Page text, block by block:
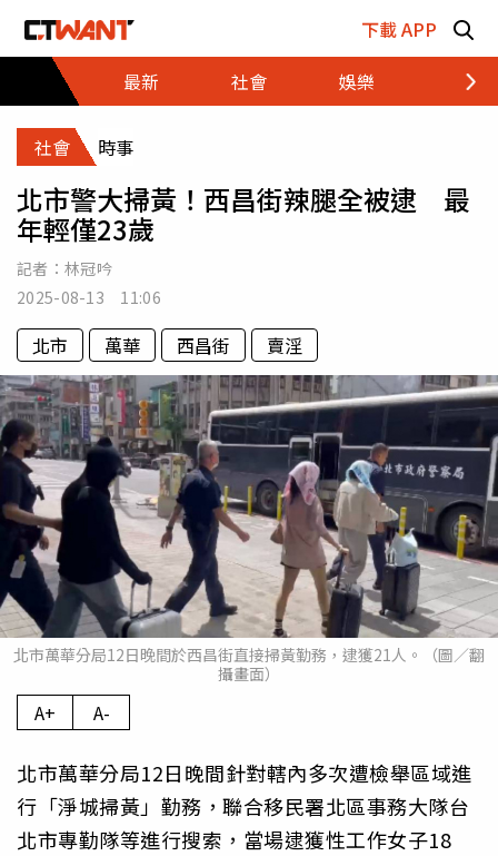
下載 APP
最新
社會 娛樂 財經
社會 時事
北市警大掃黃！西昌街辣腿全被逮 最
年輕僅23歲
記者： 林冠吟
2025-08-13 11:06
北市 萬華 西昌街 賣淫
北市萬華分局12日晚間於西昌街直接掃黃勤務，逮獲21人。（圖／翻
攝畫面）
A+ A-
北市萬華分局12日晚間針對轄內多次遭檢舉區域進
行「淨城掃黃」勤務，聯合移民署北區事務大隊台
北市專勤隊等進行搜索，當場逮獲性工作女子18